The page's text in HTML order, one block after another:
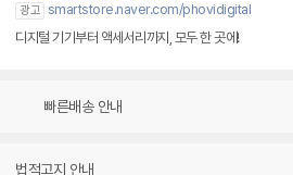
광고 smartstore.naver.com/phovidigital
디지털 기기부터 액세서리까지, 모두 한 곳에!
빠른배송 안내
법적고지 안내